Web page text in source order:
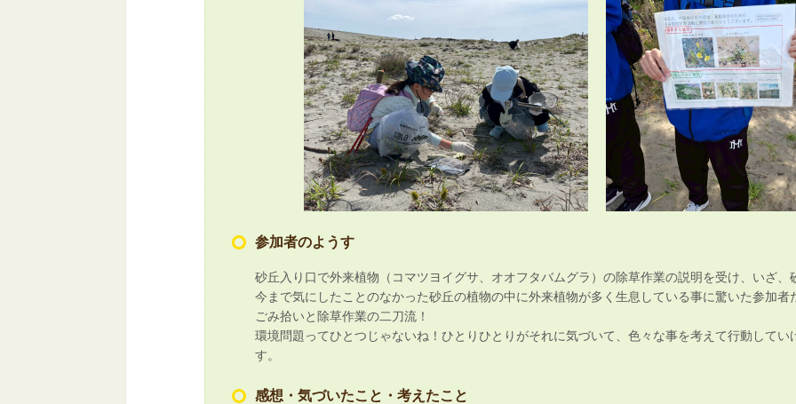
参加者のようす
砂丘入り口で外来植物（コマツヨイグサ、オオフタバムグラ）の除草作業の説明を受け、いざ、
今まで気にしたことのなかった砂丘の植物の中に外来植物が多く生息している事に驚いた参加者
ごみ拾いと除草作業の二刀流！
環境問題ってひとつじゃないね！ひとりひとりがそれに気づいて、色々な事を考えて行動してい
す。
感想・気づいたこと・考えたこと